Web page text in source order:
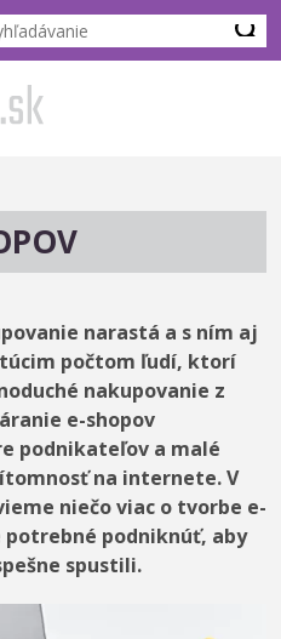
narastá a s ním aj
počtom ľudí, ktorí
nakupovanie z
e-shopov
podnikateľov a malé
na internete. V
niečo viac o tvorbe e-
podniknúť, aby
spustili.